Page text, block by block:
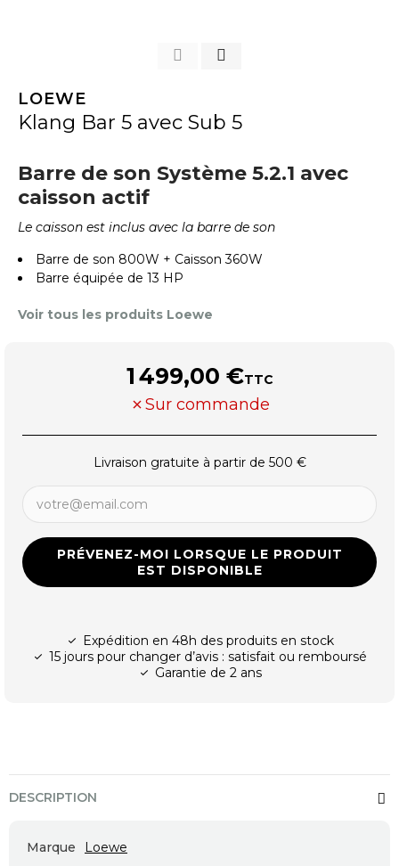
LOEWE
Klang Bar 5 avec Sub 5
Barre de son Système 5.2.1 avec
caisson actif
Le caisson est inclus avec la barre de son
Barre de son 800W + Caisson 360W
Barre équipée de 13 HP
Voir tous les produits Loewe
1 499,00 €TTC
Sur commande
Livraison gratuite à partir de 500 €
PRÉVENEZ-MOI LORSQUE LE PRODUIT
EST DISPONIBLE
Expédition en 48h des produits en stock
15 jours pour changer d’avis : satisfait ou remboursé
Garantie de 2 ans
DESCRIPTION
Marque Loewe